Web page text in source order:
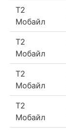
Т2
Мобайл
Т2
Мобайл
Т2
Мобайл
Т2
Мобайл